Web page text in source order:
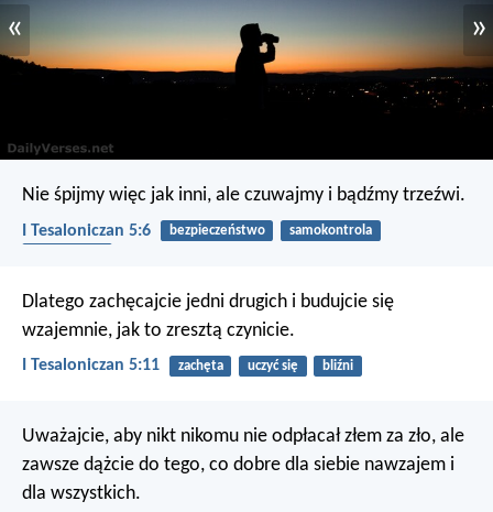
« »
Nie śpijmy więc jak inni, ale czuwajmy i bądźmy trzeźwi.
I Tesaloniczan 5:6 bezpieczeństwo
samokontrola
Dlatego zachęcajcie jedni drugich i budujcie się
wzajemnie, jak to zresztą czynicie.
I Tesaloniczan 5:11 zachęta uczyć się bliźni
Uważajcie, aby nikt nikomu nie odpłacał złem za zło, ale
zawsze dążcie do tego, co dobre dla siebie nawzajem i
dla wszystkich.